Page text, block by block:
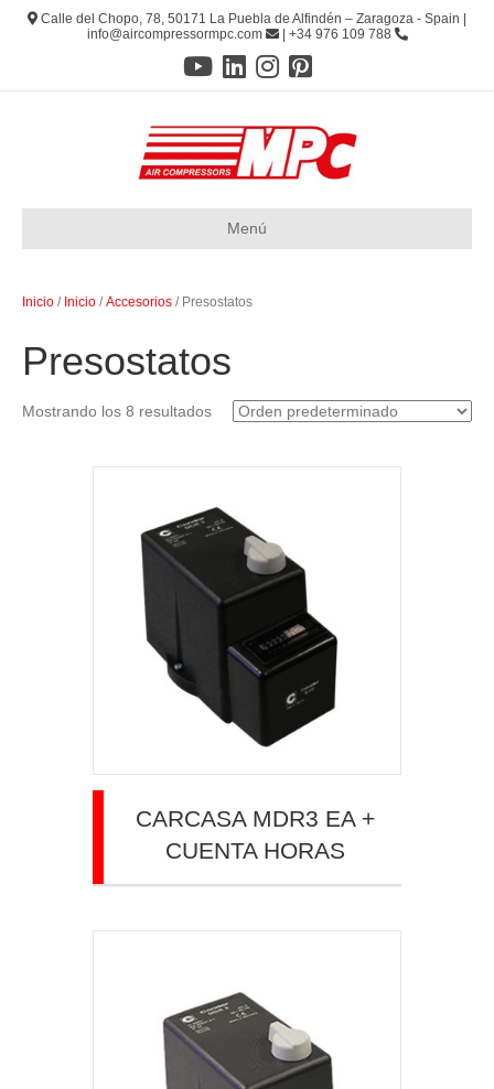
Calle del Chopo, 78, 50171 La Puebla de Alfindén – Zaragoza - Spain |
info@aircompressormpc.com
| +34 976 109 788
Menú
Inicio / Inicio /Accesorios / Presostatos
Presostatos
Mostrando los 8 resultados
CARCASA MDR3 EA +
CUENTA HORAS